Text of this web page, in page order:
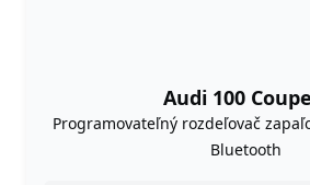
Audi 100
Programovateľný rozdeľovač
Bluetooth